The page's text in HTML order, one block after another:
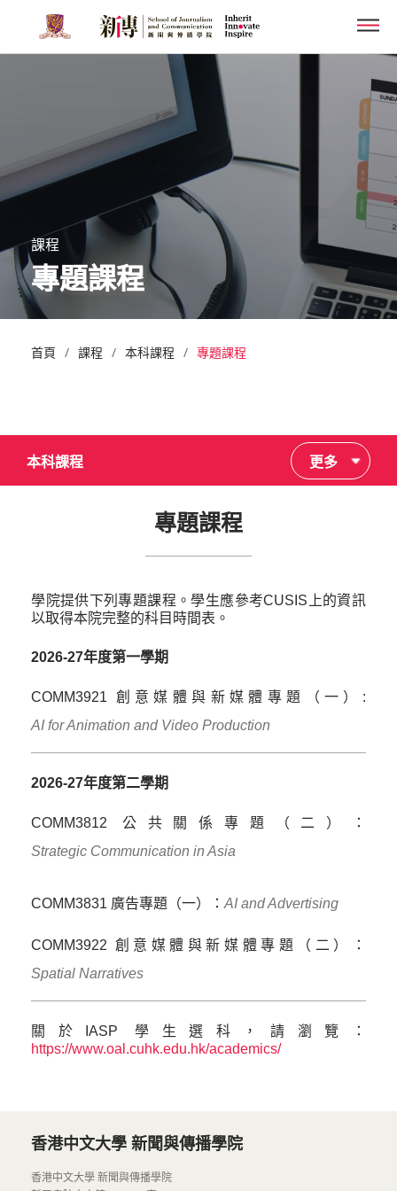
main
課程
專題課程
首頁 / 課程 / 本科課程 / 專題課程
本科課程 更多
專題課程
學院提供下列專題課程。學生應參考CUSIS上的資訊
以取得本院完整的科目時間表。
2026-27年度第一學期
COMM3921 創意媒體與新媒體專題（一）:
AI for Animation and Video Production
2026-27年度第二學期
COMM3812 公共關係專題（二）：
Strategic Communication in Asia
COMM3831 廣告專題（一）：AI and Advertising
COMM3922 創意媒體與新媒體專題（二）：
Spatial Narratives
關於IASP 學生選科，請瀏覽：
https://www.oal.cuhk.edu.hk/academics/
香港中文大學 新聞與傳播學院
香港中文大學 新聞與傳播學院